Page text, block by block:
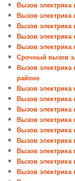
Вызов электрика
Вызов
Вызов электрика
Вызов электрика
Вызов электрика
Срочный вызов
Вызов
районе
Вызов электрика
Вызов электрика
Вызов электрика
Вызов электрика
Вызов электрика
Вызов электрика
Вызов
Вызов электрика
Вызов электрика